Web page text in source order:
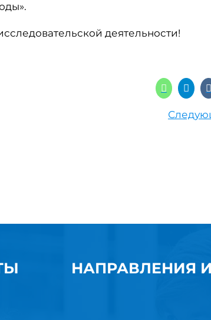
деятельности!
НАПРАВЛЕНИЯ